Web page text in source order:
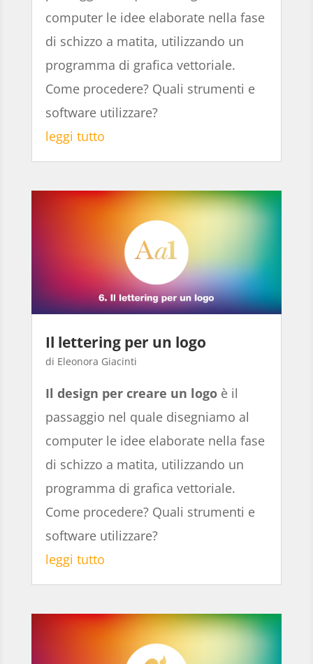
computer le idee elaborate nella fase
di schizzo a matita, utilizzando un
programma di grafica vettoriale.
Come procedere? Quali strumenti e
software utilizzare?
leggi tutto
Il lettering per un logo
Eleonora Giacinti
Il design per creare un logoè il
passaggio nel quale disegniamo al
computer le idee elaborate nella fase
di schizzo a matita, utilizzando un
programma di grafica vettoriale.
Come procedere? Quali strumenti e
software utilizzare?
leggi tutto